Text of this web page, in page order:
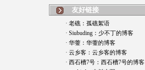
友好链接
· 老礁：孤礁絮语
· Siubuding：少不丁的博客
· 华蓥：华蓥的博客
· 云乡客：云乡客的博客
· 西石槽7号：西石槽7号的博客